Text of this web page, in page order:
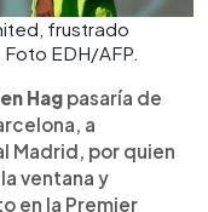
frustrado
EDH/AFP.
Hag pasaría de
a
Madrid, por quien
ventana y
en la Premier